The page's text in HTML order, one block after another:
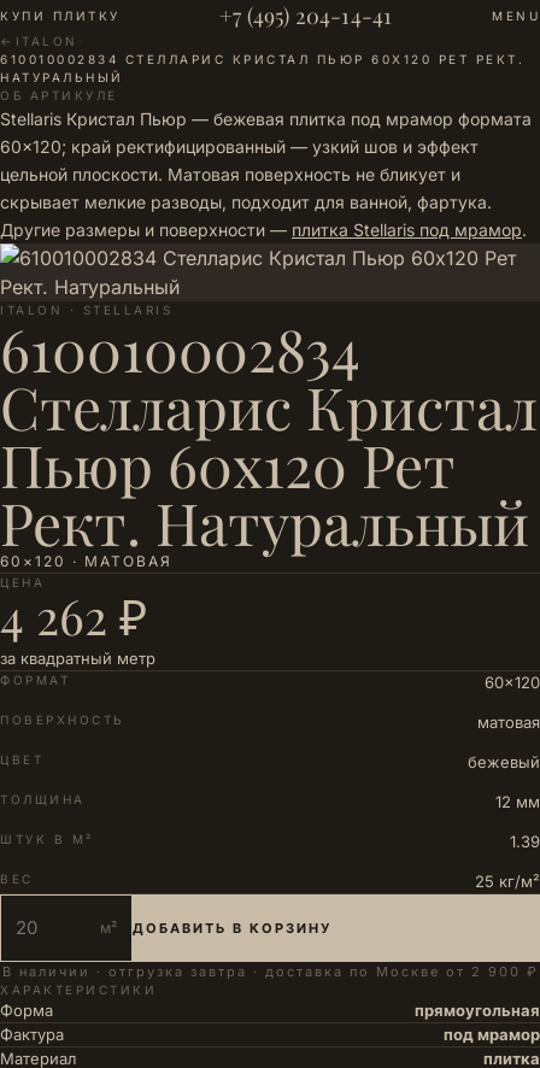
КУПИ ПЛИТКУ +7 (495) 204-14-41
MENU
← ITALON ·
610010002834 СТЕЛЛАРИС КРИСТАЛ ПЬЮР 60Х120 РЕТ РЕКТ.
НАТУРАЛЬНЫЙ
ОБ АРТИКУЛЕ
Stellaris Кристал Пьюр — бежевая плитка под мрамор формата
60×120; край ректифицированный — узкий шов и эффект
цельной плоскости. Матовая поверхность не бликует и
скрывает мелкие разводы, подходит для ванной, фартука.
Другие размеры и поверхности — плитка Stellaris под мрамор.
ITALON · STELLARIS
610010002834
Стелларис Кристал
Пьюр 60х120 Рет
Рект. Натуральный
60×120 · МАТОВАЯ
ЦЕНА
4 262 ₽
за квадратный метр
ФОРМАТ 60×120
ПОВЕРХНОСТЬ матовая
ЦВЕТ бежевый
ТОЛЩИНА 12 мм
ШТУК В М² 1.39
ВЕС 25 кг/м²
м² ДОБАВИТЬ В КОРЗИНУ
В наличии · отгрузка завтра · доставка по Москве от 2 900 ₽
ХАРАКТЕРИСТИКИ
Форма
прямоугольная
Фактура
под мрамор
Материал
плитка